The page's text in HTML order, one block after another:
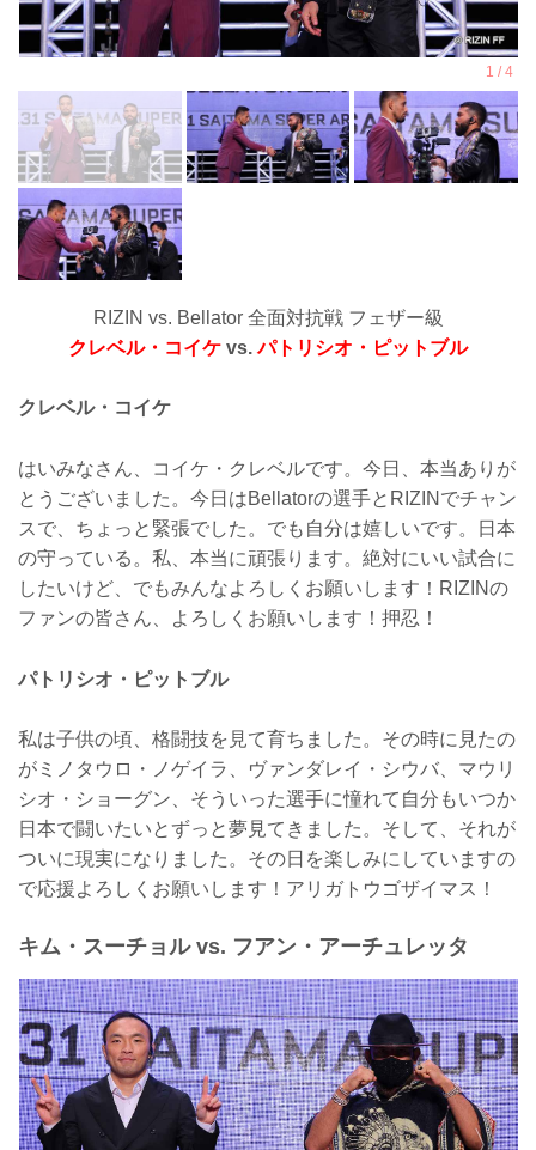
RIZIN vs. Bellator 全面対抗戦 フェザー級
クレベル・コイケ vs.パトリシオ・ピットブル
クレベル・コイケ
はいみなさん、コイケ・クレベルです。今日、本当ありが
とうございました。今日はBellatorの選手とRIZINでチャン
スで、ちょっと緊張でした。でも自分は嬉しいです。日本
の守っている。私、本当に頑張ります。絶対にいい試合に
したいけど、でもみんなよろしくお願いします！RIZINの
ファンの皆さん、よろしくお願いします！押忍！
パトリシオ・ピットブル
私は子供の頃、格闘技を見て育ちました。その時に見たの
がミノタウロ・ノゲイラ、ヴァンダレイ・シウバ、マウリ
シオ・ショーグン、そういった選手に憧れて自分もいつか
日本で闘いたいとずっと夢見てきました。そして、それが
ついに現実になりました。その日を楽しみにしていますの
で応援よろしくお願いします！アリガトウゴザイマス！
キム・スーチョル vs. フアン・アーチュレッタ